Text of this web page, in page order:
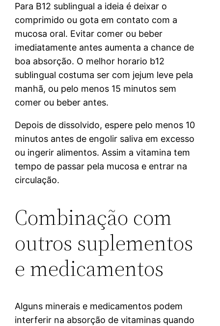
Para B12 sublingual a ideia é deixar o
comprimido ou gota em contato com a
mucosa oral. Evitar comer ou beber
imediatamente antes aumenta a chance de
boa absorção. O melhor horario b12
sublingual costuma ser com jejum leve pela
manhã, ou pelo menos 15 minutos sem
comer ou beber antes.
Depois de dissolvido, espere pelo menos 10
minutos antes de engolir saliva em excesso
ou ingerir alimentos. Assim a vitamina tem
tempo de passar pela mucosa e entrar na
circulação.
Combinação com
outros suplementos
e medicamentos
Alguns minerais e medicamentos podem
interferir na absorção de vitaminas quando